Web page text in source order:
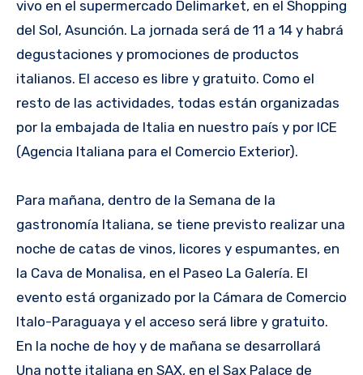
vivo en el supermercado Delimarket, en el Shopping
del Sol, Asunción. La jornada será de 11 a 14 y habrá
degustaciones y promociones de productos
italianos. El acceso es libre y gratuito. Como el
resto de las actividades, todas están organizadas
por la embajada de Italia en nuestro país y por ICE
(Agencia Italiana para el Comercio Exterior).
Para mañana, dentro de la Semana de la
gastronomía Italiana, se tiene previsto realizar una
noche de catas de vinos, licores y espumantes, en
la Cava de Monalisa, en el Paseo La Galería. El
evento está organizado por la Cámara de Comercio
Italo-Paraguaya y el acceso será libre y gratuito.
En la noche de hoy y de mañana se desarrollará
Una notte italiana en SAX, en el Sax Palace de